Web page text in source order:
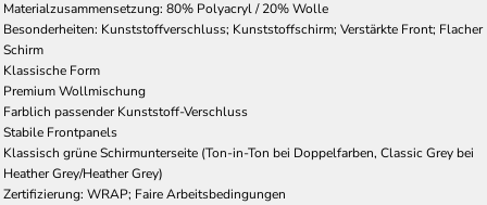
Materialzusammensetzung: 80% Polyacryl / 20% Wolle
Besonderheiten: Kunststoffverschluss; Kunststoffschirm; Verstärkte Front; Flacher
Schirm
Klassische Form
Premium Wollmischung
Farblich passender Kunststoff-Verschluss
Stabile Frontpanels
Klassisch grüne Schirmunterseite (Ton-in-Ton bei Doppelfarben, Classic Grey bei
Heather Grey/Heather Grey)
Zertifizierung: WRAP; Faire Arbeitsbedingungen